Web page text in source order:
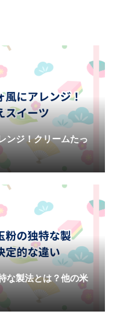
ンジ！クリームたっ
な製法とは？他の米